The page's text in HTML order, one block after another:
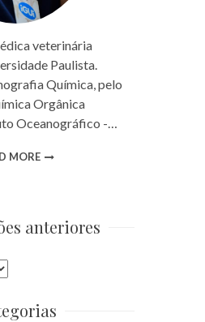
veterinária
Paulista.
Química, pelo
Orgânica
Oceanográfico -…
MORE
anteriores